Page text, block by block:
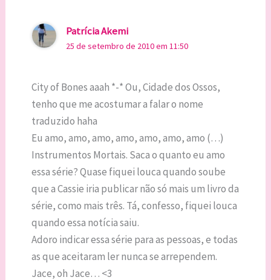
Patrícia Akemi
25 de setembro de 2010 em 11:50
City of Bones aaah *-* Ou, Cidade dos Ossos,
tenho que me acostumar a falar o nome
traduzido haha
Eu amo, amo, amo, amo, amo, amo, amo (…)
Instrumentos Mortais. Saca o quanto eu amo
essa série? Quase fiquei louca quando soube
que a Cassie iria publicar não só mais um livro da
série, como mais três. Tá, confesso, fiquei louca
quando essa notícia saiu.
Adoro indicar essa série para as pessoas, e todas
as que aceitaram ler nunca se arrependem.
Jace, oh Jace… <3